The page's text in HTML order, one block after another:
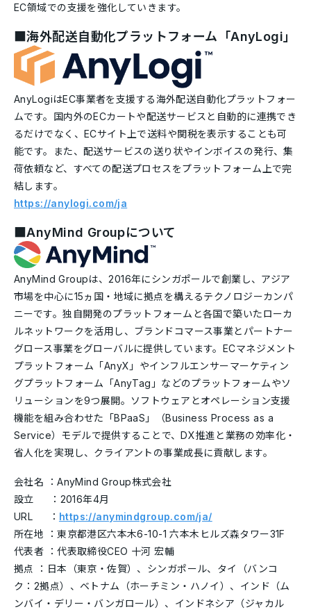
EC領域での支援を強化していきます。
■海外配送自動化プラットフォーム「AnyLogi」
AnyLogiはEC事業者を支援する海外配送自動化プラットフォー
ムです。国内外のECカートや配送サービスと自動的に連携でき
るだけでなく、ECサイト上で送料や関税を表示することも可
能です。また、配送サービスの送り状やインボイスの発行、集
荷依頼など、すべての配送プロセスをプラットフォーム上で完
結します。
https://anylogi.com/ja
■AnyMind Groupについて
AnyMind Groupは、2016年にシンガポールで創業し、アジア
市場を中心に15ヵ国・地域に拠点を構えるテクノロジーカンパ
ニーです。独自開発のプラットフォームと各国で築いたローカ
ルネットワークを活用し、ブランドコマース事業とパートナー
グロース事業をグローバルに提供しています。ECマネジメント
プラットフォーム「AnyX」やインフルエンサーマーケティン
グプラットフォーム「AnyTag」などのプラットフォームやソ
リューションを9つ展開。ソフトウェアとオペレーション支援
機能を組み合わせた「BPaaS」（Business Process as a
Service）モデルで提供することで、DX推進と業務の効率化・
省人化を実現し、クライアントの事業成長に貢献します。
会社名 ：AnyMind Group株式会社
設立 ：2016年4月
URL ： https://anymindgroup.com/ja/
所在地 ：東京都港区六本木6-10-1 六本木ヒルズ森タワー31F
代表者 ：代表取締役CEO 十河 宏輔
拠点 ：日本（東京・佐賀）、シンガポール、タイ（バンコ
ク：2拠点）、ベトナム（ホーチミン・ハノイ）、インド（ム
ンバイ・デリー・バンガロール）、インドネシア（ジャカル